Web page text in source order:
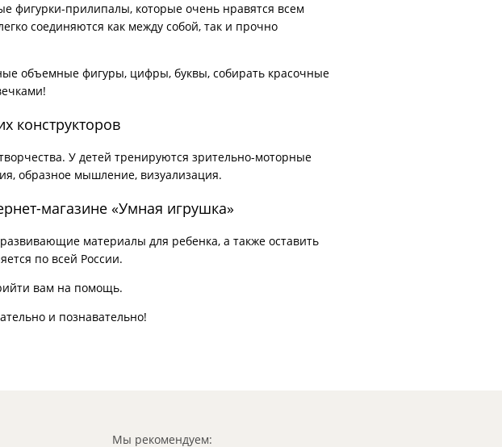
фигурки-прилипалы, которые очень нравятся всем
соединяются как между собой, так и прочно
объемные фигуры, цифры, буквы, собирать красочные
конструкторов
У детей тренируются зрительно-моторные
образное мышление, визуализация.
магазине «Умная игрушка»
материалы для ребенка, а также оставить
по всей России.
вам на помощь.
и познавательно!
Мы рекомендуем: